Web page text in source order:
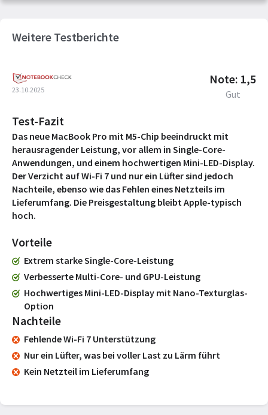
Weitere Testberichte
23.10.2025
Note: 1,5
Gut
Test-Fazit
Das neue MacBook Pro mit M5-Chip beeindruckt mit
herausragender Leistung, vor allem in Single-Core-
Anwendungen, und einem hochwertigen Mini-LED-Display.
Der Verzicht auf Wi-Fi 7 und nur ein Lüfter sind jedoch
Nachteile, ebenso wie das Fehlen eines Netzteils im
Lieferumfang. Die Preisgestaltung bleibt Apple-typisch
hoch.
Vorteile
Extrem starke Single-Core-Leistung
Verbesserte Multi-Core- und GPU-Leistung
Hochwertiges Mini-LED-Display mit Nano-Texturglas-
Option
Nachteile
Fehlende Wi-Fi 7 Unterstützung
Nur ein Lüfter, was bei voller Last zu Lärm führt
Kein Netzteil im Lieferumfang